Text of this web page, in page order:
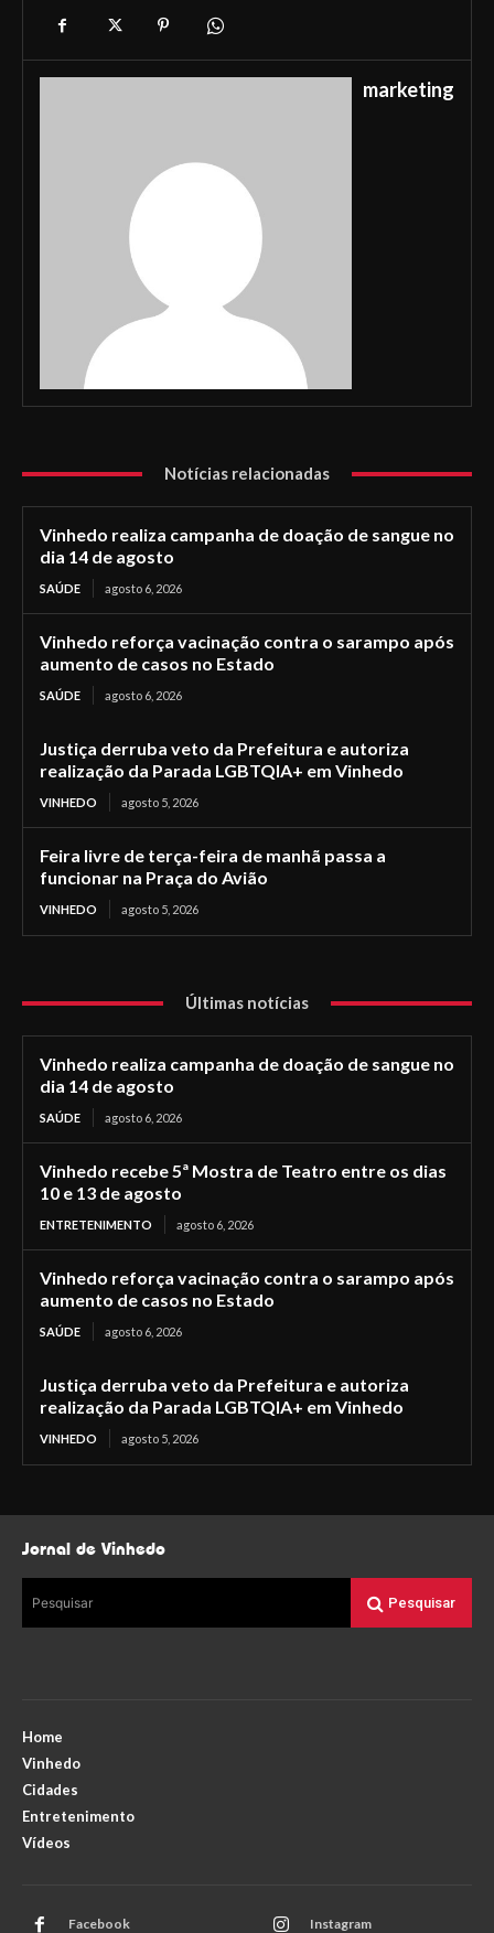
marketing
Notícias relacionadas
Vinhedo realiza campanha de doação de sangue no
dia 14 de agosto
SAÚDE agosto 6, 2026
Vinhedo reforça vacinação contra o sarampo após
aumento de casos no Estado
SAÚDE agosto 6, 2026
Justiça derruba veto da Prefeitura e autoriza
realização da Parada LGBTQIA+ em Vinhedo
VINHEDO agosto 5, 2026
Feira livre de terça-feira de manhã passa a
funcionar na Praça do Avião
VINHEDO agosto 5, 2026
Últimas notícias
Vinhedo realiza campanha de doação de sangue no
dia 14 de agosto
SAÚDE agosto 6, 2026
Vinhedo recebe 5ª Mostra de Teatro entre os dias
10 e 13 de agosto
ENTRETENIMENTO agosto 6, 2026
Vinhedo reforça vacinação contra o sarampo após
aumento de casos no Estado
SAÚDE agosto 6, 2026
Justiça derruba veto da Prefeitura e autoriza
realização da Parada LGBTQIA+ em Vinhedo
VINHEDO agosto 5, 2026
Jornal de Vinhedo
Pesquisar Pesquisar
Home
Vinhedo
Cidades
Entretenimento
Vídeos
Facebook Instagram